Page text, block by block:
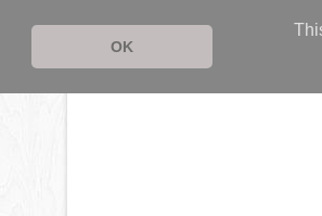
OK